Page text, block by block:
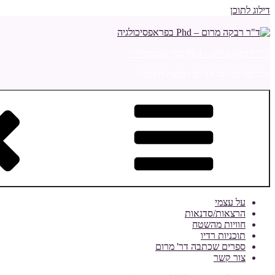
דילוג לתוכן
על עצמי
הרצאות/סדנאות
חוויות מהשטח
תוכניות רדיו
ספרים שכתבה דר' מרום
צור קשר